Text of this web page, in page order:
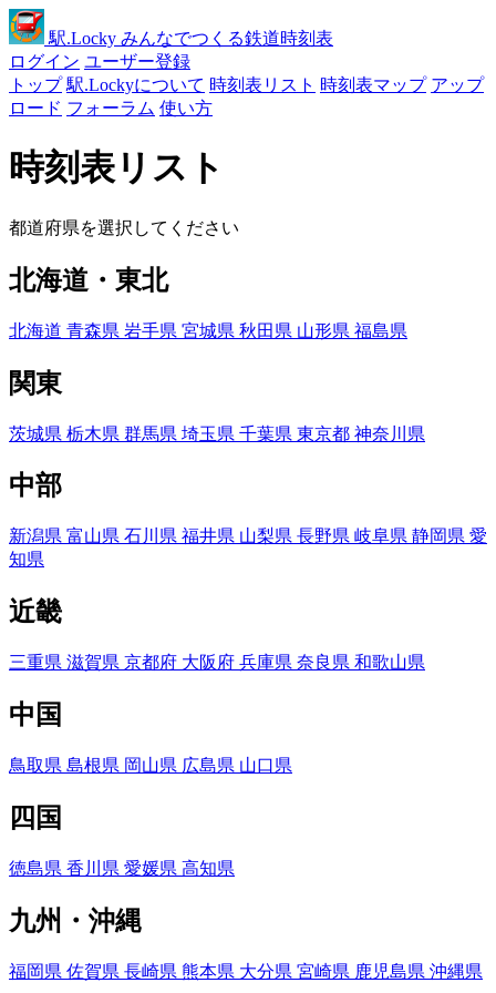
駅.Locky みんなでつくる鉄道時刻表
ログイン ユーザー登録
トップ 駅.Lockyについて 時刻表リスト 時刻表マップ アップ
ロード フォーラム 使い方
時刻表リスト
都道府県を選択してください
北海道・東北
北海道 青森県 岩手県 宮城県 秋田県 山形県 福島県
関東
茨城県 栃木県 群馬県 埼玉県 千葉県 東京都 神奈川県
中部
新潟県 富山県 石川県 福井県 山梨県 長野県 岐阜県 静岡県 愛
知県
近畿
三重県 滋賀県 京都府 大阪府 兵庫県 奈良県 和歌山県
中国
鳥取県 島根県 岡山県 広島県 山口県
四国
徳島県 香川県 愛媛県 高知県
九州・沖縄
福岡県 佐賀県 長崎県 熊本県 大分県 宮崎県 鹿児島県 沖縄県